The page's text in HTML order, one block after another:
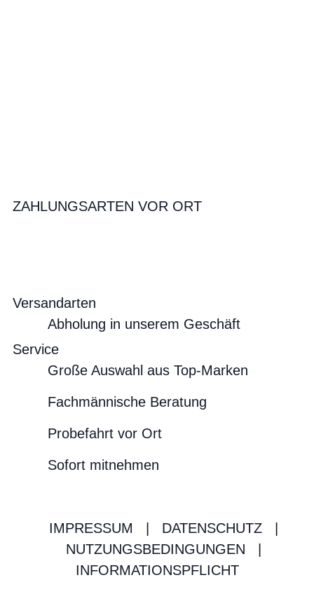
ZAHLUNGSARTEN VOR ORT
Versandarten
Abholung in unserem Geschäft
Service
Große Auswahl aus Top-Marken
Fachmännische Beratung
Probefahrt vor Ort
Sofort mitnehmen
IMPRESSUM DATENSCHUTZ
NUTZUNGSBEDINGUNGEN
INFORMATIONSPFLICHT